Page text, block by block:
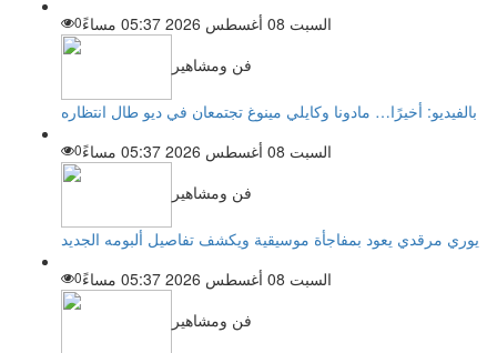
السبت 08 أغسطس 2026 05:37 مساءً
0
فن ومشاهير
بالفيديو: أخيرًا… مادونا وكايلي مينوغ تجتمعان في ديو طال انتظاره
السبت 08 أغسطس 2026 05:37 مساءً
0
فن ومشاهير
يوري مرقدي يعود بمفاجأة موسيقية ويكشف تفاصيل ألبومه الجديد
السبت 08 أغسطس 2026 05:37 مساءً
0
فن ومشاهير